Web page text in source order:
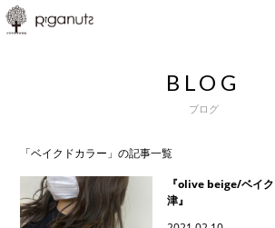
BLOG
ブログ
「ベイクドカラー」の記事一覧
『olive beige/ベイ
津』